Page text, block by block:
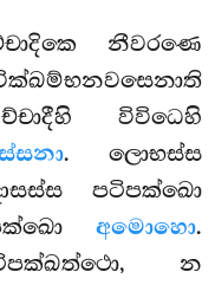
නීවරණෙ
විවිධෙහි
. ලොභස්ස
පටිපක්ඛො
අමොහො.
න